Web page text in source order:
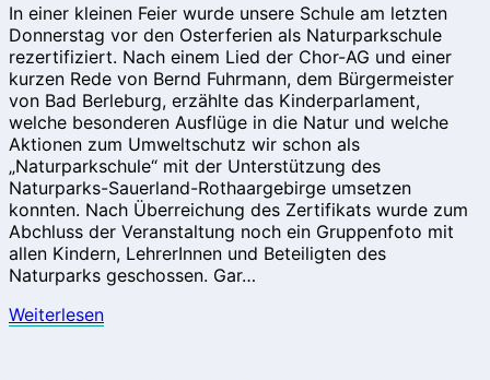
In einer kleinen Feier wurde unsere Schule am letzten
Donnerstag vor den Osterferien als Naturparkschule
rezertifiziert. Nach einem Lied der Chor-AG und einer
kurzen Rede von Bernd Fuhrmann, dem Bürgermeister
von Bad Berleburg, erzählte das Kinderparlament,
welche besonderen Ausflüge in die Natur und welche
Aktionen zum Umweltschutz wir schon als
„Naturparkschule“ mit der Unterstützung des
Naturparks-Sauerland-Rothaargebirge umsetzen
konnten. Nach Überreichung des Zertifikats wurde zum
Abchluss der Veranstaltung noch ein Gruppenfoto mit
allen Kindern, LehrerInnen und Beteiligten des
Naturparks geschossen. Gar…
WeiterlesenWeiterlesen